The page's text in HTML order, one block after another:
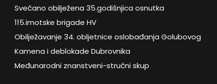
Svečano obilježena 35.godišnjica osnutka
115.imotske brigade HV
Obilježavanje 34. obljetnice oslobađanja Golubovog
Kamena i deblokade Dubrovnika
Međunarodni znanstveni-stručni skup